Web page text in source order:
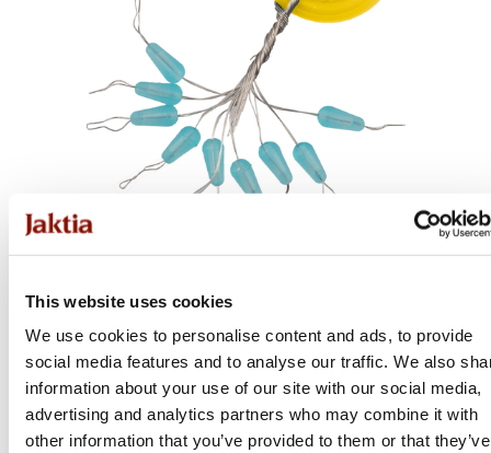
This website uses cookies
We use cookies to personalise content and ads, to provide
social media features and to analyse our traffic. We also
information about your use of our site with our social media,
advertising and analytics partners who may combine it with
other information that you’ve provided to them or that they’ve
Flera varianter
Från 29 kr
Online: Få i lager